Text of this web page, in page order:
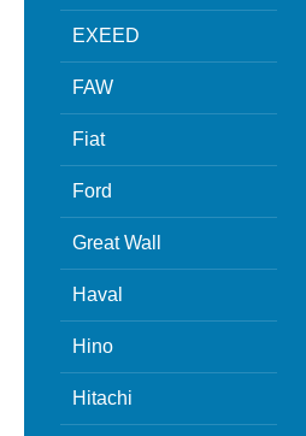
EXEED
FAW
Fiat
Ford
Great Wall
Haval
Hino
Hitachi